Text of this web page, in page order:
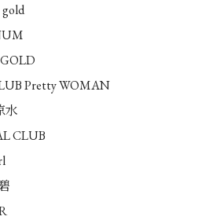
gold
Pretty WOMAN
水
CLUB